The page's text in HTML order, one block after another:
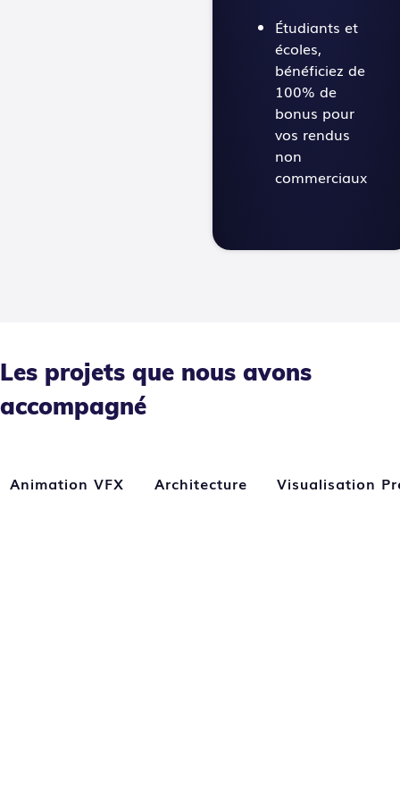
Étudiants et
écoles,
bénéficiez de
100% de
bonus pour
vos rendus
non
commerciaux
Les projets que nous avons
accompagné
Animation VFX Architecture Visualisation